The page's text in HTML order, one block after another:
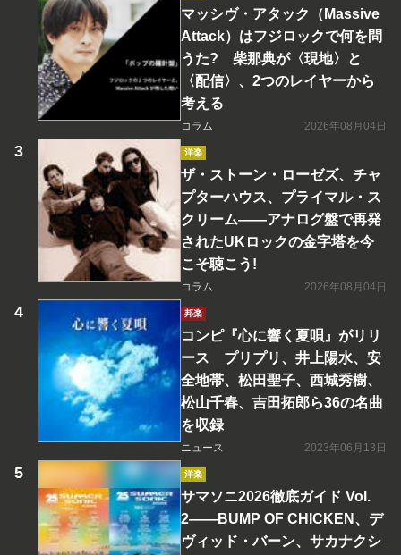
マッシヴ・アタック（Massive
Attack）はフジロックで何を問
うた? 柴那典が〈現地〉と
〈配信〉、2つのレイヤーから
考える
コラム 2026年08月04日
洋楽
ザ・ストーン・ローゼズ、チャ
プターハウス、プライマル・ス
クリーム――アナログ盤で再発
されたUKロックの金字塔を今
こそ聴こう!
コラム 2026年08月04日
邦楽
コンピ『心に響く夏唄』がリリ
ース プリプリ、井上陽水、安
全地帯、松田聖子、西城秀樹、
松山千春、吉田拓郎ら36の名曲
を収録
ニュース 2023年06月13日
洋楽
サマソニ2026徹底ガイド Vol.
2――BUMP OF CHICKEN、デ
ヴィッド・バーン、サカナクシ